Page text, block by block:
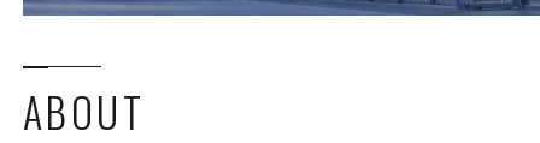
ABOUT